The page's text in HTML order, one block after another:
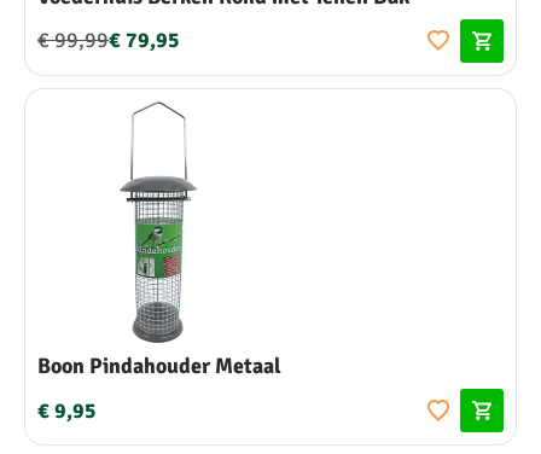
€ 99,99€ 79,95
Boon Pindahouder Metaal
€ 9,95